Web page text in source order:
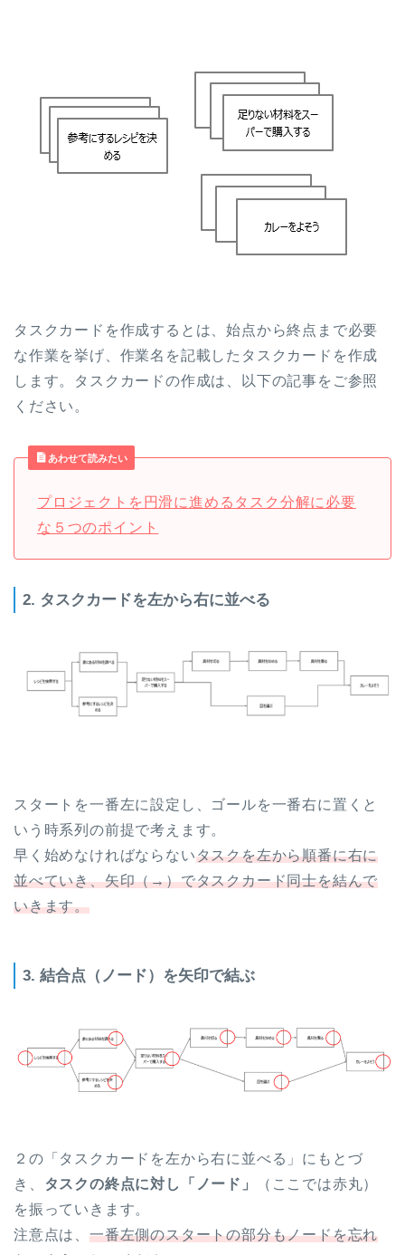
タスクカードを作成するとは、始点から終点まで必要
な作業を挙げ、作業名を記載したタスクカードを作成
します。タスクカードの作成は、以下の記事をご参照
ください。
あわせて読みたい
プロジェクトを円滑に進めるタスク分解に必要
な５つのポイント
2. タスクカードを左から右に並べる
スタートを一番左に設定し、ゴールを一番右に置くと
いう時系列の前提で考えます。
早く始めなければならないタスクを左から順番に右に
並べていき、矢印（→）でタスクカード同士を結んで
いきます。
3. 結合点（ノード）を矢印で結ぶ
２の「タスクカードを左から右に並べる」にもとづ
き、
タスクの終点に対し「ノード」
（ここでは赤丸）
を振っていきます。
注意点は、 一番左側のスタートの部分もノードを忘れ